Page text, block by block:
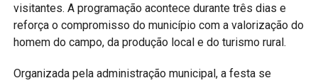
#Maricá #KungFu #Esporte #ArtesMarciais
#MaricáWebTV
visitantes. A programação acontece durante três dias e
reforça o compromisso do município com a valorização do
homem do campo, da produção local e do turismo rural.
Organizada pela administração municipal, a festa se